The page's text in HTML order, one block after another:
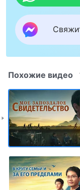
Похожие видео